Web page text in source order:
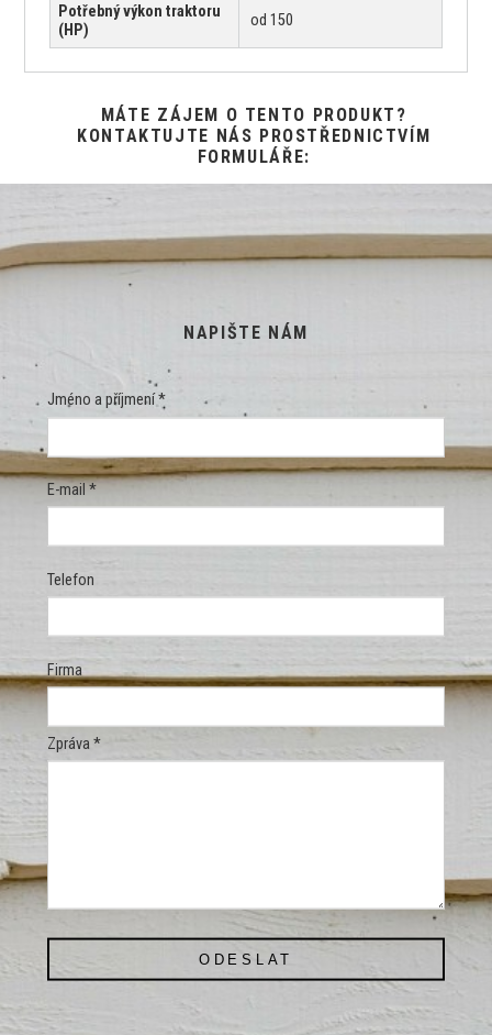
Potřebný výkon traktoru
(HP)
od 150
MÁTE ZÁJEM O TENTO PRODUKT?
KONTAKTUJTE NÁS PROSTŘEDNICTVÍM
FORMULÁŘE:
NAPIŠTE NÁM
Jméno a příjmení *
E-mail *
Telefon
Firma
Zpráva *
ODESLAT